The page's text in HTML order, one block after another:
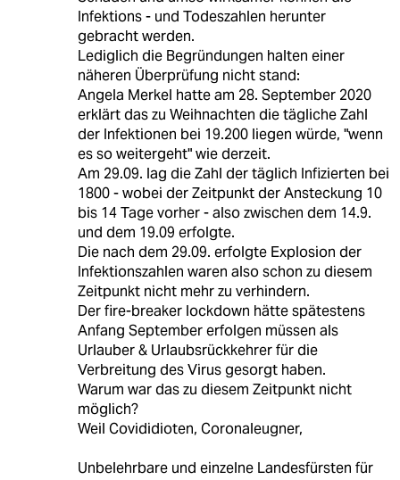
Infektions - und Todeszahlen herunter
gebracht werden.
Lediglich die Begründungen halten einer
näheren Überprüfung nicht stand:
Angela Merkel hatte am 28. September 2020
erklärt das zu Weihnachten die tägliche Zahl
der Infektionen bei 19.200 liegen würde, "wenn
es so weitergeht" wie derzeit.
Am 29.09. lag die Zahl der täglich Infizierten bei
1800 - wobei der Zeitpunkt der Ansteckung 10
bis 14 Tage vorher - also zwischen dem 14.9.
und dem 19.09 erfolgte.
Die nach dem 29.09. erfolgte Explosion der
Infektionszahlen waren also schon zu diesem
Zeitpunkt nicht mehr zu verhindern.
Der fire-breaker lockdown hätte spätestens
Anfang September erfolgen müssen als
Urlauber & Urlaubsrückkehrer für die
Verbreitung des Virus gesorgt haben.
Warum war das zu diesem Zeitpunkt nicht
möglich?
Weil Covididioten, Coronaleugner,
Unbelehrbare und einzelne Landesfürsten für